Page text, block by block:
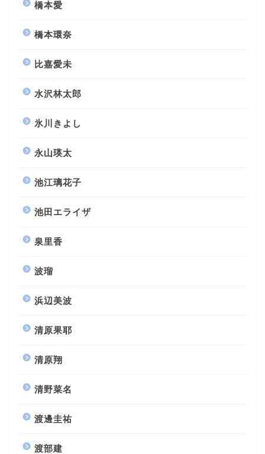
橋本愛
橋本環奈
比嘉愛未
水沢林太郎
氷川きよし
永山瑛太
池江璃花子
池田エライザ
泉里香
波瑠
浜辺美波
清原果耶
清原翔
清野菜名
渡邊圭祐
渡部建